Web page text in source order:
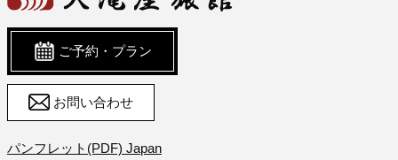
ご予約・プラン
お問い合わせ
パンフレット(PDF) Japan